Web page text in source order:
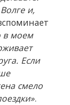
и,
в моем
Если
смело
.